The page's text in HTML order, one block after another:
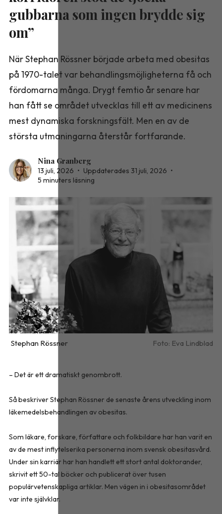
gubbarna som ingen brydde sig
om”
När Stephan Rössner började arbeta med obesitas
på 1970-talet var behandlingsmöjligheterna få och
fördomarna många. Drygt femtio år senare har
han fått se området utvecklas till ett av medicinens
mest dynamiska forskningsfält. Men en av de
största utmaningarna återstår fortfarande.
Nina Granberg
13 juli, 2026 • Uppdaterades 31 juli, 2026 •
5 minuters läsning
Stephan Rössner Eva Lindblad
– Det är ett dramatiskt genombrott.
Så beskriver Stephan Rössner de senaste årens utveckling inom
läkemedelsbehandlingen av obesitas.
Som läkare, forskare, författare och folkbildare har han varit en
av de mest inflytelserika personerna inom svensk obesitasvård.
Under sin karriär har han handlett ett stort antal doktorander,
skrivit ett 50-tal böcker och publicerat över tusen
populärvetenskapliga artiklar. Men vägen in i obesitasområdet
var inte självklar.